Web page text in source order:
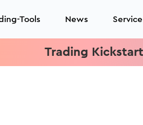
Tools News Service
Trading Kickstart: